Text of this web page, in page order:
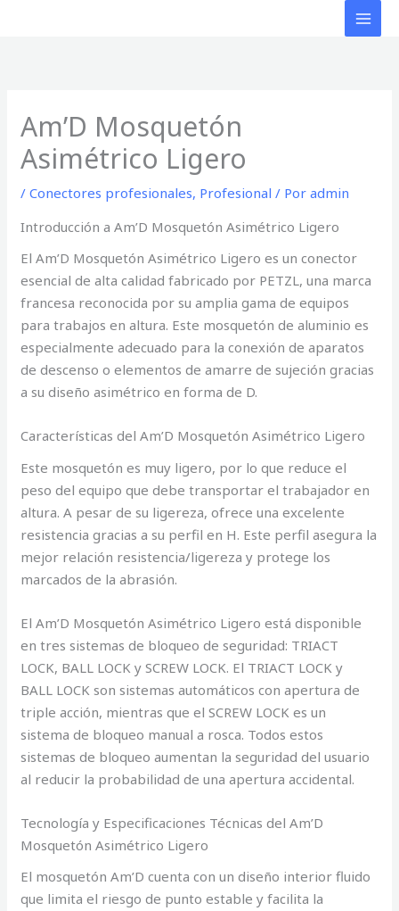
Am’D Mosquetón
Asimétrico Ligero
/Conectores profesionales, Profesional / Poradmin
Introducción a Am’D Mosquetón Asimétrico Ligero
El Am’D Mosquetón Asimétrico Ligero es un conector
esencial de alta calidad fabricado por PETZL, una marca
francesa reconocida por su amplia gama de equipos
para trabajos en altura. Este mosquetón de aluminio es
especialmente adecuado para la conexión de aparatos
de descenso o elementos de amarre de sujeción gracias
a su diseño asimétrico en forma de D.
Características del Am’D Mosquetón Asimétrico Ligero
Este mosquetón es muy ligero, por lo que reduce el
peso del equipo que debe transportar el trabajador en
altura. A pesar de su ligereza, ofrece una excelente
resistencia gracias a su perfil en H. Este perfil asegura la
mejor relación resistencia/ligereza y protege los
marcados de la abrasión.
El Am’D Mosquetón Asimétrico Ligero está disponible
en tres sistemas de bloqueo de seguridad: TRIACT
LOCK, BALL LOCK y SCREW LOCK. El TRIACT LOCK y
BALL LOCK son sistemas automáticos con apertura de
triple acción, mientras que el SCREW LOCK es un
sistema de bloqueo manual a rosca. Todos estos
sistemas de bloqueo aumentan la seguridad del usuario
al reducir la probabilidad de una apertura accidental.
Tecnología y Especificaciones Técnicas del Am’D
Mosquetón Asimétrico Ligero
El mosquetón Am’D cuenta con un diseño interior fluido
que limita el riesgo de punto estable y facilita la